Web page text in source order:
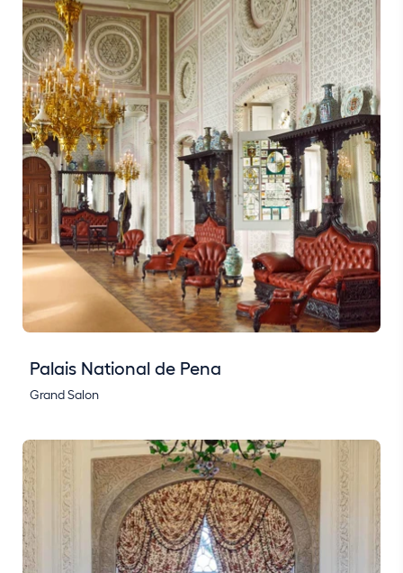
Palais National de Pena
Grand Salon